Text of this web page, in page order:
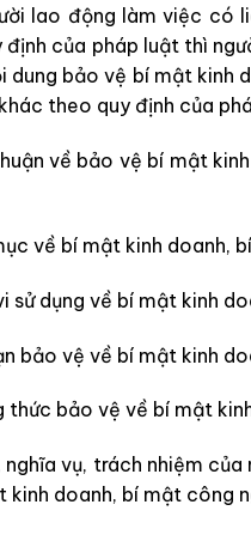
lao động làm việc có
định của pháp luật thì
dung bảo vệ bí mật
theo quy định của
về bảo vệ bí mật
về bí mật kinh doanh,
sử dụng về bí mật kinh
bảo vệ về bí mật kinh
thức bảo vệ về bí mật
nghĩa vụ, trách nhiệm
kinh doanh, bí mật công